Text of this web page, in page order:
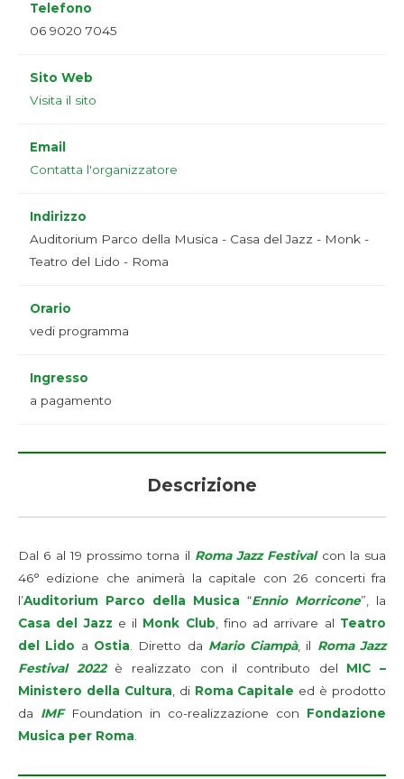
Telefono
06 9020 7045
Sito Web
Visita il sito
Email
Contatta l'organizzatore
Indirizzo
Auditorium Parco della Musica - Casa del Jazz - Monk -
Teatro del Lido - Roma
Orario
vedi programma
Ingresso
a pagamento
Descrizione
Dal 6 al 19 prossimo torna il Roma Jazz Festival con la sua
46° edizione che animerà la capitale con 26 concerti fra
l’Auditorium Parco della Musica “Ennio Morricone”, la
Casa del Jazz e il Monk Club, fino ad arrivare al Teatro
del Lido a Ostia. Diretto da Mario Ciampà, il Roma Jazz
Festival 2022è realizzato con il contributo del MIC –
Ministero della Cultura, di Roma Capitale ed è prodotto
da IMFFoundation in co-realizzazione con Fondazione
Musica per Roma.